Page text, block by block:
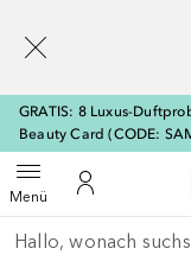
GRATIS: 8 Luxus-
Beauty Card (CODE:
MenüMenü öffnenZu Meinem
Gehe zurück
Suche ausführen